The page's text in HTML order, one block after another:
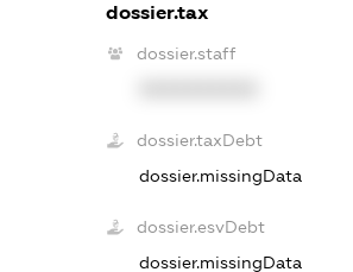
dossier.tax
dossier.staff
dossier.taxDebt
dossier.missingData
dossier.esvDebt
dossier.missingData